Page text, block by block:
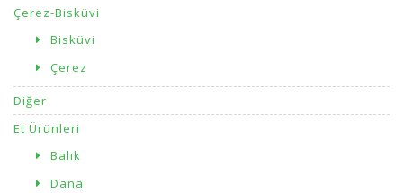
Çerez-Bisküvi
Bisküvi
Çerez
Diğer
Et Ürünleri
Balık
Dana